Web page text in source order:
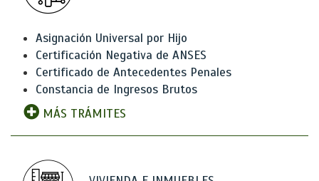
Asignación Universal por Hijo
Certificación Negativa de ANSES
Certificado de Antecedentes Penales
Constancia de Ingresos Brutos
MÁS TRÁMITES